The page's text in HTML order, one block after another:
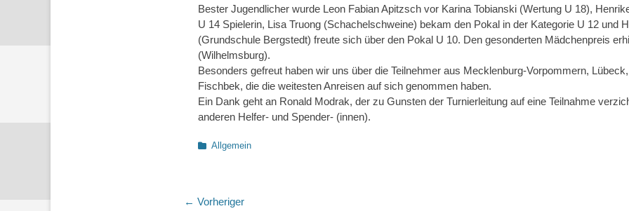
Bester Jugendlicher wurde Leon Fabian Apitzsch vor Karina Tobianski (Wertung U 18),
U 14 Spielerin, Lisa Truong (Schachelschweine) bekam den Pokal in der Kategorie U 12 und
(Grundschule Bergstedt) freute sich über den Pokal U 10. Den gesonderten Mädchenpreis
(Wilhelmsburg).
Besonders gefreut haben wir uns über die Teilnehmer aus Mecklenburg-Vorpommern,
Fischbek, die die weitesten Anreisen auf sich genommen haben.
Ein Dank geht an Ronald Modrak, der zu Gunsten der Turnierleitung auf eine Teilnahme
anderen Helfer- und Spender- (innen).
Kategorien
Allgemein
Beitragsnavigation
← Vorheriger